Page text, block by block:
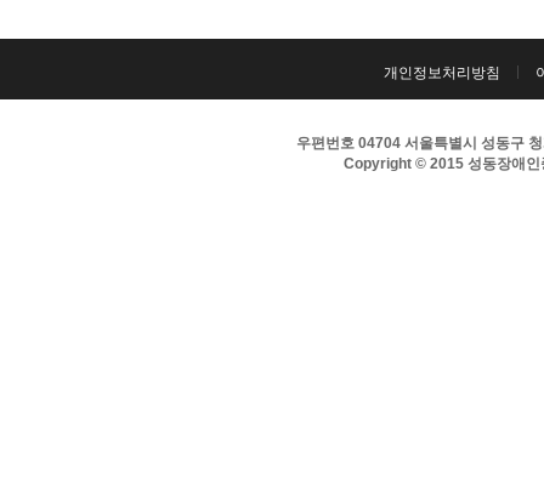
개인정보처리방침
우편번호 04704 서울특별시 성동구
Copyright © 2015 성동장애